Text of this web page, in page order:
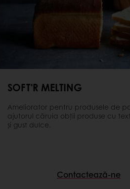
SOFT'R MELTING
Ameliorator pentru produsele de
ajutorul căruia obții produse cu
și gust dulce.
Contactează-ne